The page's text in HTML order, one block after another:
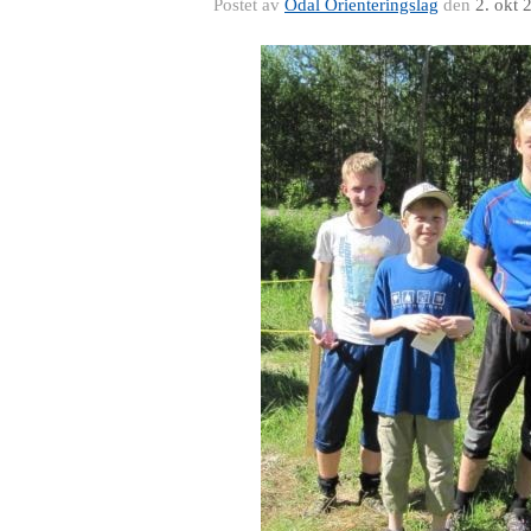
Postet av Odal Orienteringslag den 2. okt